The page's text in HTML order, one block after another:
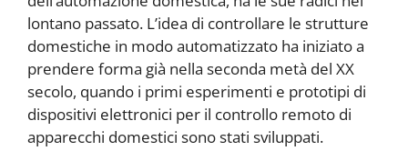
lontano passato. L’idea di controllare le strutture
domestiche in modo automatizzato ha iniziato a
prendere forma già nella seconda metà del XX
secolo, quando i primi esperimenti e prototipi di
dispositivi elettronici per il controllo remoto di
apparecchi domestici sono stati sviluppati.